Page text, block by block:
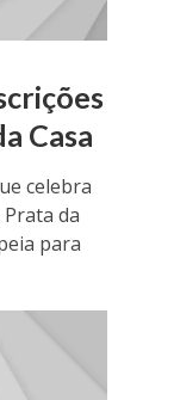
Casa
celebra
da
para